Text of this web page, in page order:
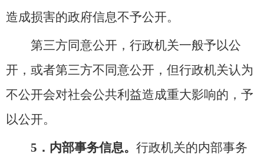
造成损害的政府信息不予公开。
第三方同意公开，行政机关一般予以公
开，或者第三方不同意公开，但行政机关认为
不公开会对社会公共利益造成重大影响的，予
以公开。
5．内部事务信息。 行政机关的内部事务